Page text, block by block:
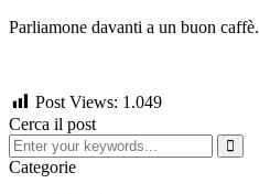
Parliamone davanti a un buon caffè.
Post Views: 1.049
Cerca il post
Categorie